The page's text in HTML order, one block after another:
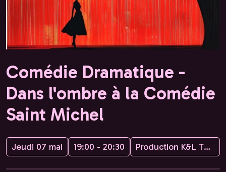
Comédie Dramatique -
Dans l'ombre à la Comédie
Saint Michel
Jeudi 07 mai 19:00 - 20:30 Production K&L Théâtre